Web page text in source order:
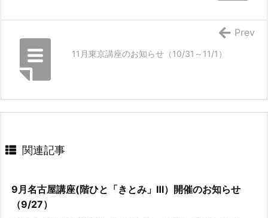
11月東京講座のお知らせ（10/31～11/1）
Prev
関連記事
9月名古屋講座(階ひと「きとみ」Ⅲ）開催のお知らせ
（9/27）